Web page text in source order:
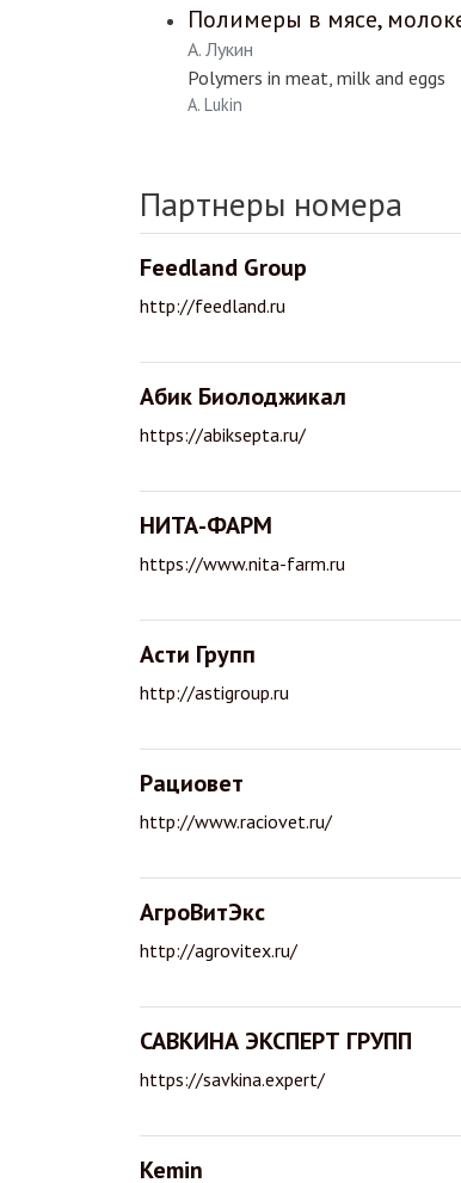
Полимеры в мясе,
А. Лукин
Polymers in meat, milk and eggs
A. Lukin
Партнеры номера
Feedland Group
http://feedland.ru
Абик Биолоджикал
https://abiksepta.ru/
НИТА-ФАРМ
https://www.nita-farm.ru
Асти Групп
http://astigroup.ru
Рациовет
http://www.raciovet.ru/
АгроВитЭкс
http://agrovitex.ru/
САВКИНА ЭКСПЕРТ ГРУПП
https://savkina.expert/
Kemin